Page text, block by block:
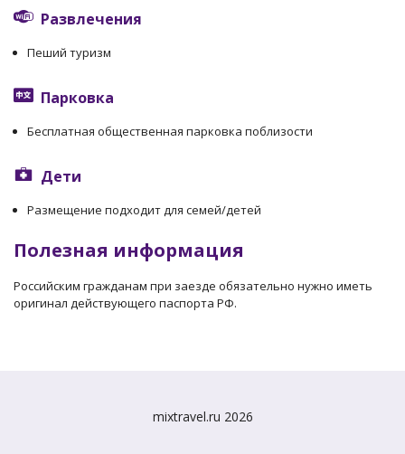
Развлечения
Пеший туризм
Парковка
Бесплатная общественная парковка поблизости
Дети
Размещение подходит для семей/детей
Полезная информация
Российским гражданам при заезде обязательно нужно иметь
оригинал действующего паспорта РФ.
mixtravel.ru 2026